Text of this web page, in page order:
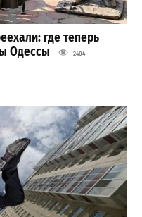
где теперь
Одессы
2404